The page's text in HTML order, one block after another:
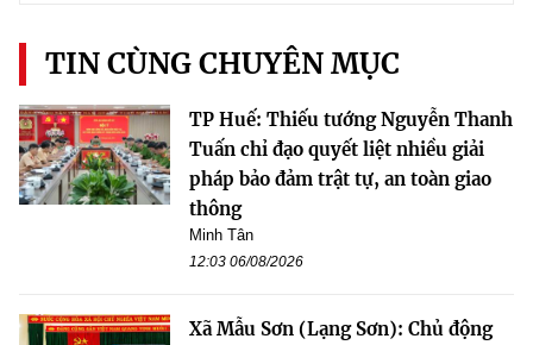
TIN CÙNG CHUYÊN MỤC
TP Huế: Thiếu tướng Nguyễn Thanh
Tuấn chỉ đạo quyết liệt nhiều giải
pháp bảo đảm trật tự, an toàn giao
thông
Minh Tân
12:03 06/08/2026
Xã Mẫu Sơn (Lạng Sơn): Chủ động